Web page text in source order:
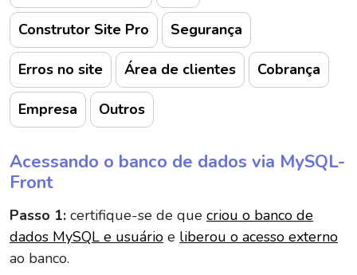
Construtor Site Pro Segurança
Erros no site Área de clientes Cobrança
Empresa Outros
Acessando o banco de dados via MySQL-
Front
Passo 1: certifique-se de que criou o banco de
dados MySQL e usuário e liberou o acesso externo
ao banco.